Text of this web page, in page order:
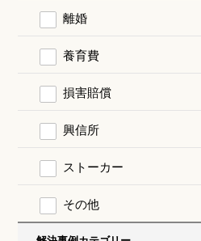
離婚
養育費
損害賠償
興信所
ストーカー
その他